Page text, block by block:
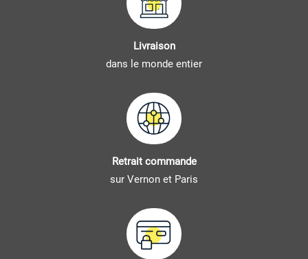
Livraison
dans le monde entier
Retrait commande
sur Vernon et Paris